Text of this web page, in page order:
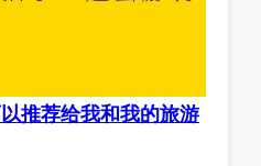
推荐给我和我的旅游